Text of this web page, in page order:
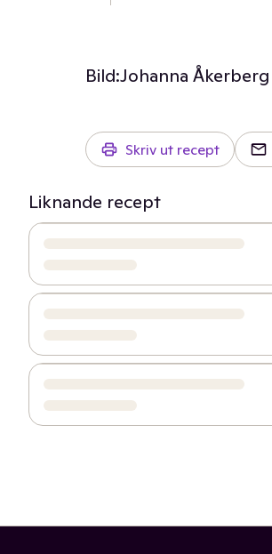
Bild:Johanna Åkerberg
Skriv ut recept
Liknande recept